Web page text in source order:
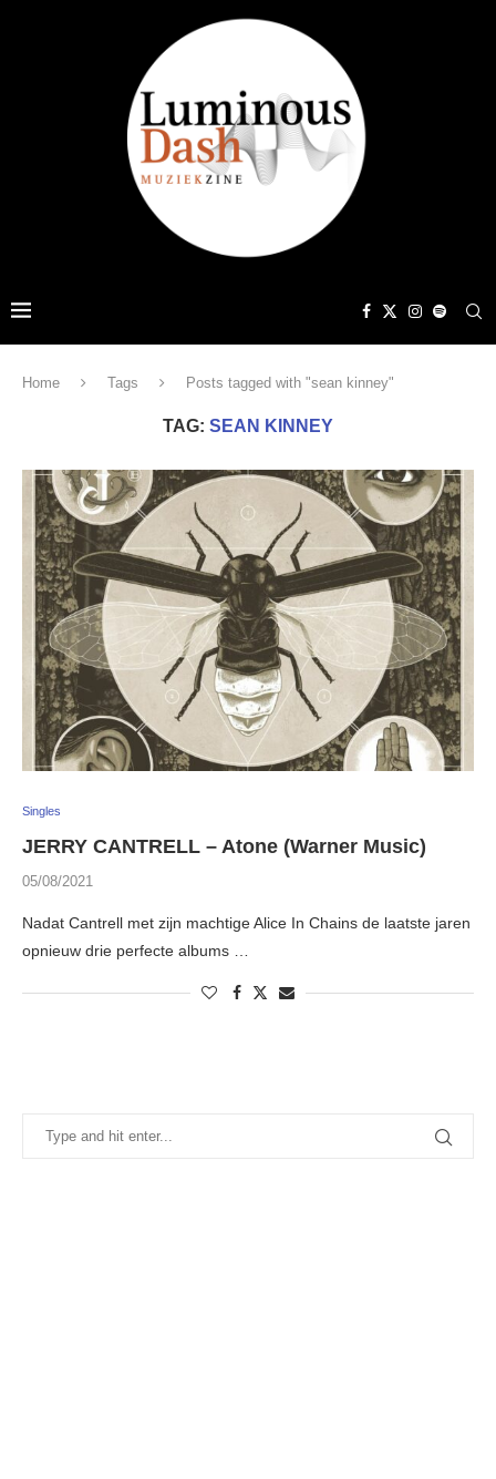
Home Tags Posts tagged with "sean kinney"
TAG: SEAN KINNEY
Singles
JERRY CANTRELL – Atone (Warner Music)
05/08/2021
Nadat Cantrell met zijn machtige Alice In Chains de laatste jaren
opnieuw drie perfecte albums …